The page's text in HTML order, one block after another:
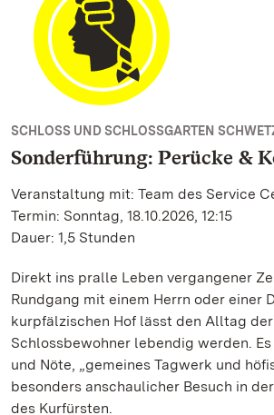
SCHLOSS UND SCHLOSSGARTEN
Sonderführung: Perücke &
Veranstaltung mit: Team des Service
Termin: Sonntag, 18.10.2026, 12:15
Dauer: 1,5 Stunden
Direkt ins pralle Leben vergangener
Rundgang mit einem Herrn oder einer
kurpfälzischen Hof lässt den Alltag der
Schlossbewohner lebendig werden.
und Nöte, „gemeines Tagwerk und
besonders anschaulicher Besuch in
des Kurfürsten.